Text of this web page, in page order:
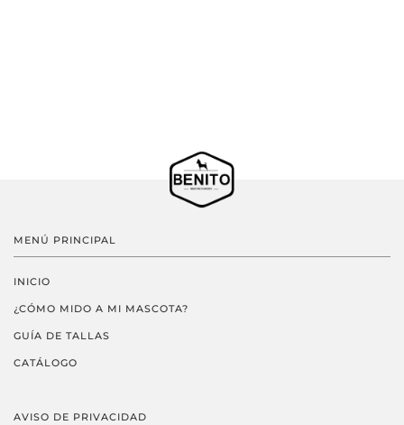
MENÚ PRINCIPAL
INICIO
¿CÓMO MIDO A MI MASCOTA?
GUÍA DE TALLAS
CATÁLOGO
AVISO DE PRIVACIDAD